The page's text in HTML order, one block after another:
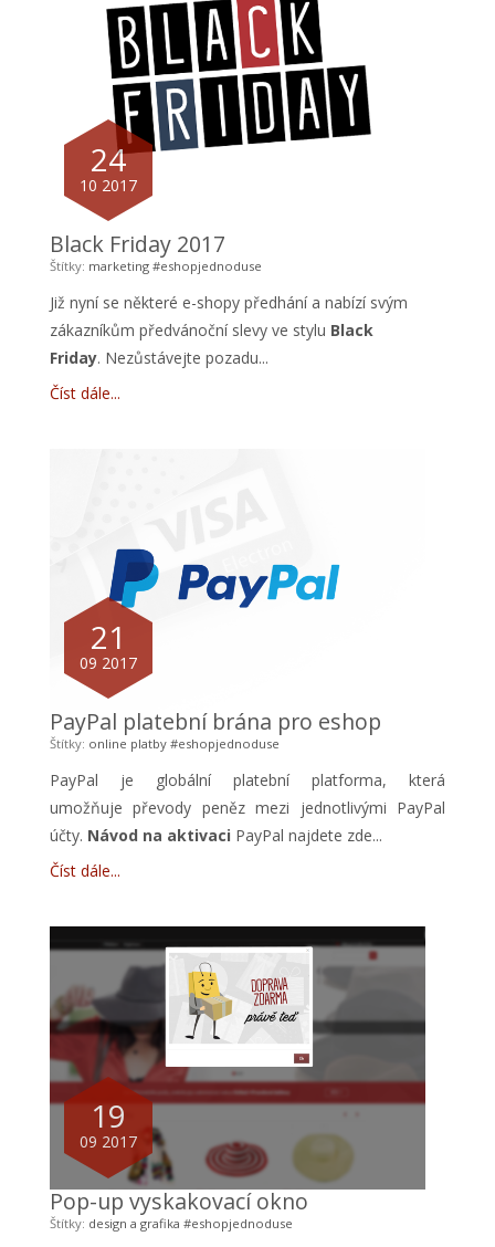
24
10 2017
Black Friday 2017
Štítky: marketing #eshopjednoduse
Již nyní se některé e-shopy předhání a nabízí svým
zákazníkům předvánoční slevy ve stylu Black
Friday. Nezůstávejte pozadu...
Číst dále
21
09 2017
PayPal platební brána pro eshop
Štítky: online platby #eshopjednoduse
PayPal je globální platební platforma, která
umožňuje převody peněz mezi jednotlivými PayPal
účty. Návod na aktivaci PayPal najdete zde...
Číst dále
19
09 2017
Pop-up vyskakovací okno
Štítky: design a grafika #eshopjednoduse